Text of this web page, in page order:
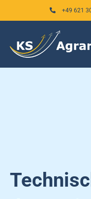
Inhalt
+49 621